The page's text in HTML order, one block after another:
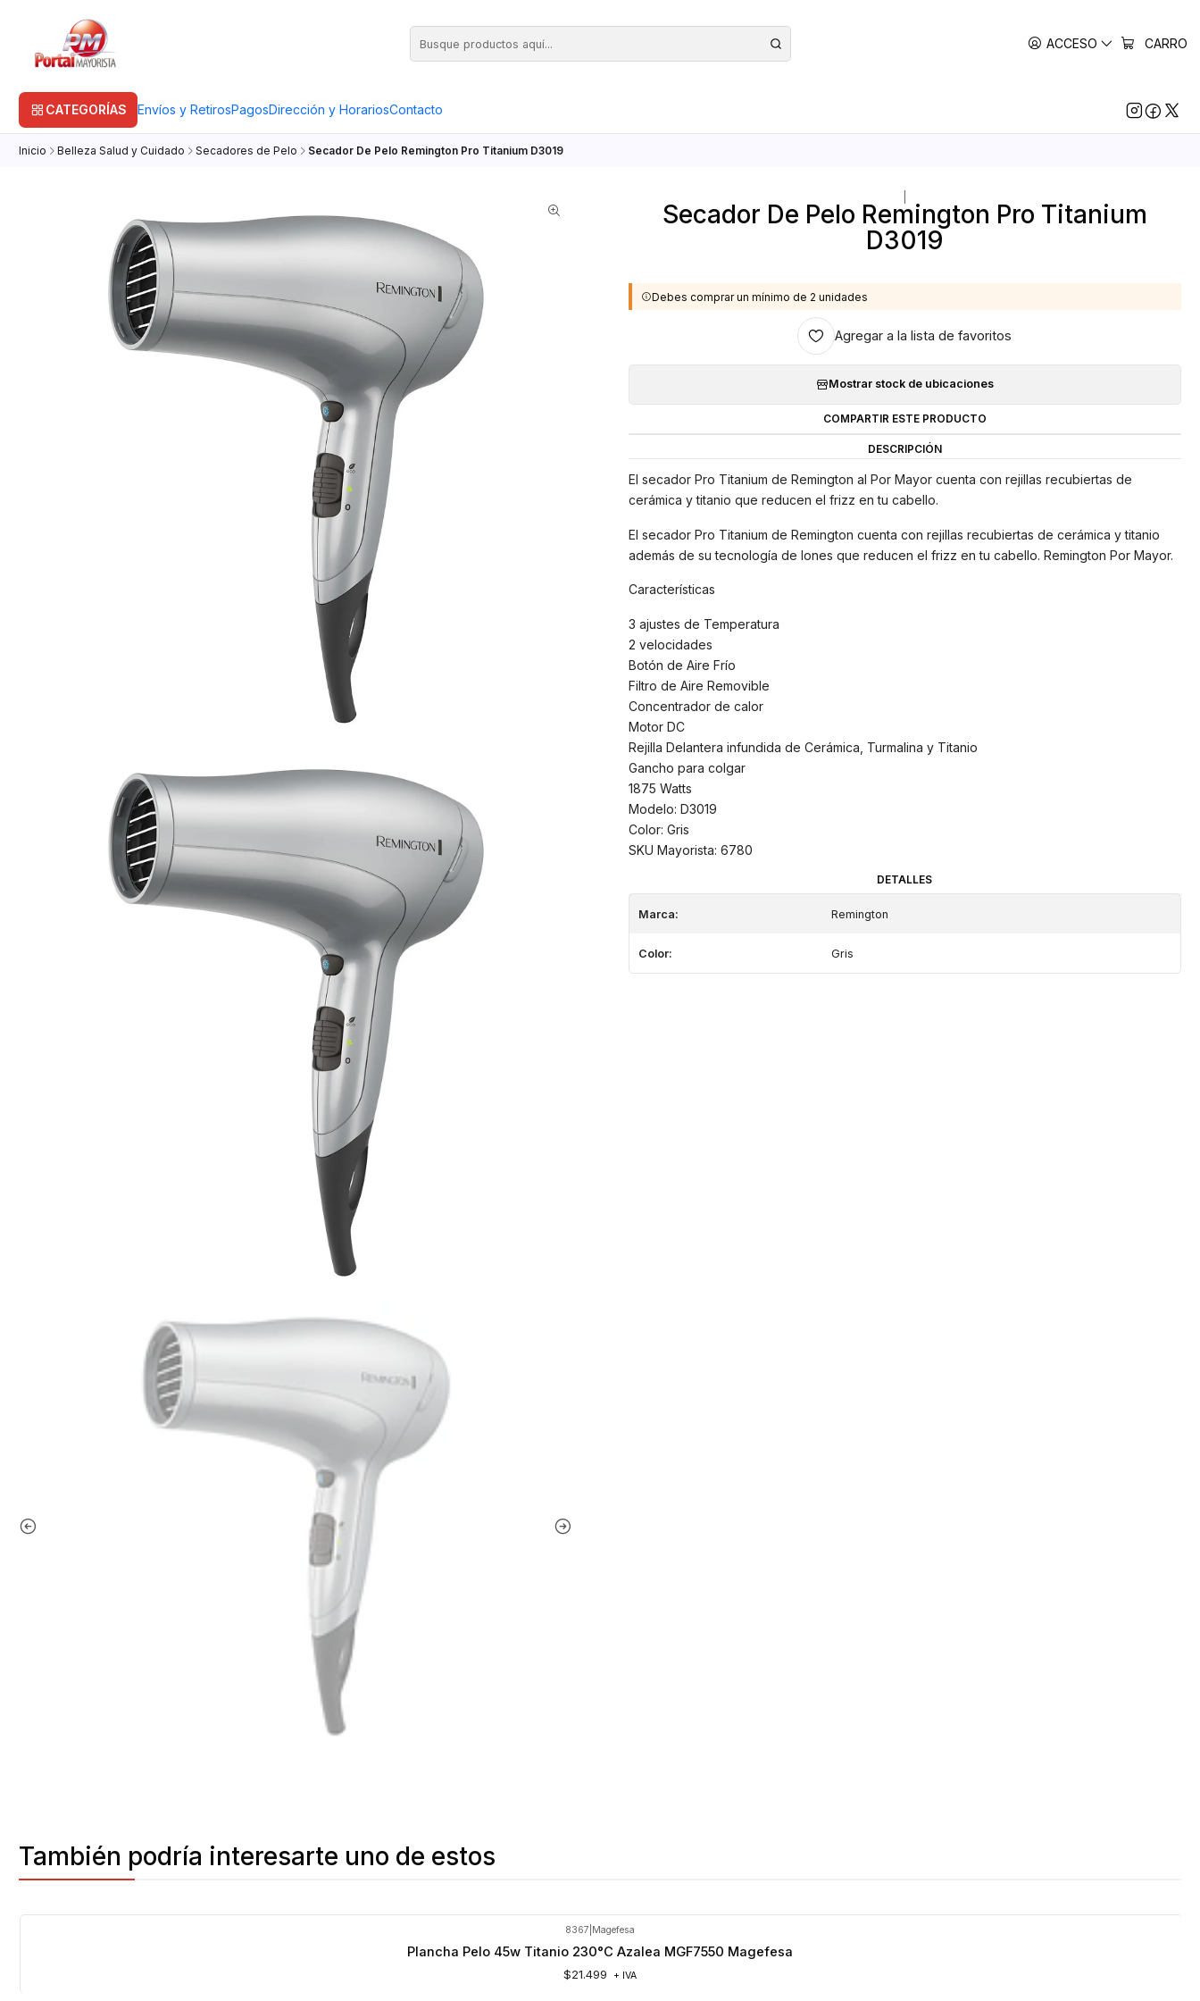
ACCESO CARRO
CATEGORÍAS Envíos y RetirosPagosDirección y HorariosContacto
Inicio Belleza Salud y Cuidado Secadores de Pelo Secador De Pelo Remington Pro Titanium D3019
Secador De Pelo Remington Pro Titanium
D3019
Debes comprar un mínimo de 2 unidades
Agregar a la lista de favoritos
Mostrar stock de ubicaciones
COMPARTIR ESTE PRODUCTO
DESCRIPCIÓN
El secador Pro Titanium de Remington al Por Mayor cuenta con rejillas recubiertas de
cerámica y titanio que reducen el frizz en tu cabello.
El secador Pro Titanium de Remington cuenta con rejillas recubiertas de cerámica y titanio
además de su tecnología de Iones que reducen el frizz en tu cabello. Remington Por Mayor.
Características
3 ajustes de Temperatura
2 velocidades
Botón de Aire Frío
Filtro de Aire Removible
Concentrador de calor
Motor DC
Rejilla Delantera infundida de Cerámica, Turmalina y Titanio
Gancho para colgar
1875 Watts
Modelo: D3019
Color: Gris
SKU Mayorista: 6780
DETALLES
Marca: Remington
Color: Gris
También podría interesarte uno de estos
8367 Magefesa
Plancha Pelo 45w Titanio 230°C Azalea MGF7550 Magefesa
$21.499 + IVA